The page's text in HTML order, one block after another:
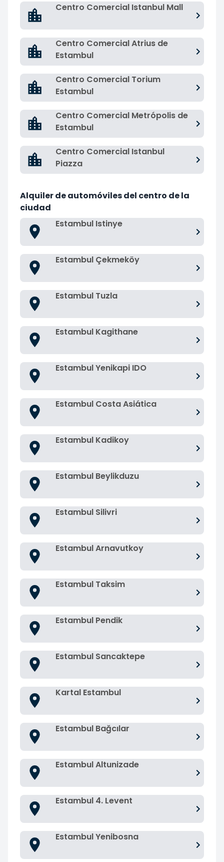
Centro Comercial Istanbul Mall
Centro Comercial Atrius de
Estambul
Centro Comercial Torium
Estambul
Centro Comercial Metrópolis de
Estambul
Centro Comercial Istanbul
Piazza
Alquiler de automóviles del centro de la
ciudad
Estambul Istinye
Estambul Çekmeköy
Estambul Tuzla
Estambul Kagithane
Estambul Yenikapi IDO
Estambul Costa Asiática
Estambul Kadikoy
Estambul Beylikduzu
Estambul Silivri
Estambul Arnavutkoy
Estambul Taksim
Estambul Pendik
Estambul Sancaktepe
Kartal Estambul
Estambul Bağcılar
Estambul Altunizade
Estambul 4. Levent
Estambul Yenibosna